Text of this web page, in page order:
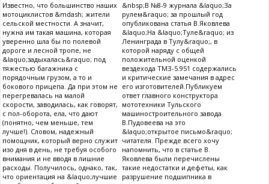
Известно, что большинство наших
мотоциклистов &mdash; жители
сельской местности. А значит,
нужна им такая машина, которая
уверенно шла бы по полевой
дороге и лесной тропе, не
&laquo;задыхалась&raquo; под
тяжестью багажника с
порядочным грузом, а то и
бокового прицепа. Да при этом не
перегревалась на малой
скорости, заводилась, как говорят,
с пол-оборота, ела, что дают
(понятно, чем меньше, тем
лучше!). Словом, надежный
помощник, который верно служит
изо дня в день, не требуя особого
внимания и не вводя в лишние
расходы. Получилось, однако, так,
что ориентация на &laquo;лучшие
&nbsp;В №8-9 журнала &laquo;За
рулем&raquo; за прошлый год
опубликована статья В.Яковлева
&laquo;На &laquo;Туле&raquo; из
Ленинграда в Тулу&raquo;, в
которой наряду с общей
положительной оценкой
вездехода ТМЗ-5.951 содержались
и критические замечания в адрес
его изготовителей.Публикуем
ответ главного конструктора
мототехники Тульского
машиностроительного завода
В.Пудовеева на это
&laquo;открытое письмо&raquo;
читателя. Прежде всего хочу
напомнить, что в статье В.
Яковлева были перечислены
такие недостатки и дефеты, как
разрушение подшипника в